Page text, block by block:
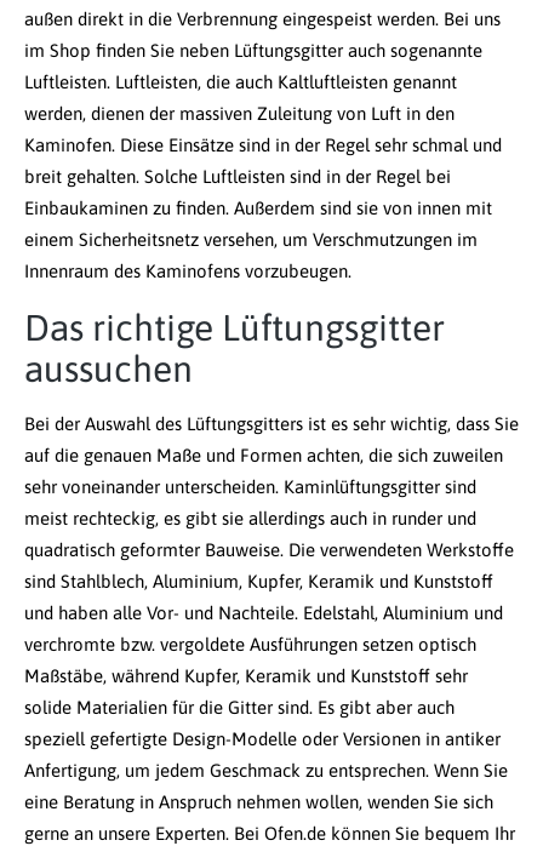
außen direkt in die Verbrennung eingespeist werden. Bei uns
im Shop finden Sie neben Lüftungsgitter auch sogenannte
Luftleisten. Luftleisten, die auch Kaltluftleisten genannt
werden, dienen der massiven Zuleitung von Luft in den
Kaminofen. Diese Einsätze sind in der Regel sehr schmal und
breit gehalten. Solche Luftleisten sind in der Regel bei
Einbaukaminen zu finden. Außerdem sind sie von innen mit
einem Sicherheitsnetz versehen, um Verschmutzungen im
Innenraum des Kaminofens vorzubeugen.
Das richtige Lüftungsgitter
aussuchen
Bei der Auswahl des Lüftungsgitters ist es sehr wichtig, dass Sie
auf die genauen Maße und Formen achten, die sich zuweilen
sehr voneinander unterscheiden. Kaminlüftungsgitter sind
meist rechteckig, es gibt sie allerdings auch in runder und
quadratisch geformter Bauweise. Die verwendeten Werkstoffe
sind Stahlblech, Aluminium, Kupfer, Keramik und Kunststoff
und haben alle Vor- und Nachteile. Edelstahl, Aluminium und
verchromte bzw. vergoldete Ausführungen setzen optisch
Maßstäbe, während Kupfer, Keramik und Kunststoff sehr
solide Materialien für die Gitter sind. Es gibt aber auch
speziell gefertigte Design-Modelle oder Versionen in antiker
Anfertigung, um jedem Geschmack zu entsprechen. Wenn Sie
eine Beratung in Anspruch nehmen wollen, wenden Sie sich
gerne an unsere Experten. Bei Ofen.de können Sie bequem Ihr